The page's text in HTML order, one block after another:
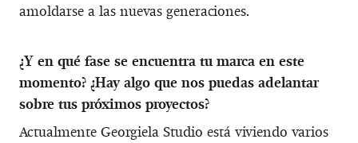
amoldarse a las nuevas generaciones.
¿Y en qué fase se encuentra tu marca en este
momento? ¿Hay algo que nos puedas adelantar
sobre tus próximos proyectos?
Actualmente Georgiela Studio está viviendo varios